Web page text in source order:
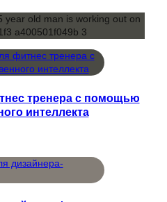
тренера с помощью
интеллекта